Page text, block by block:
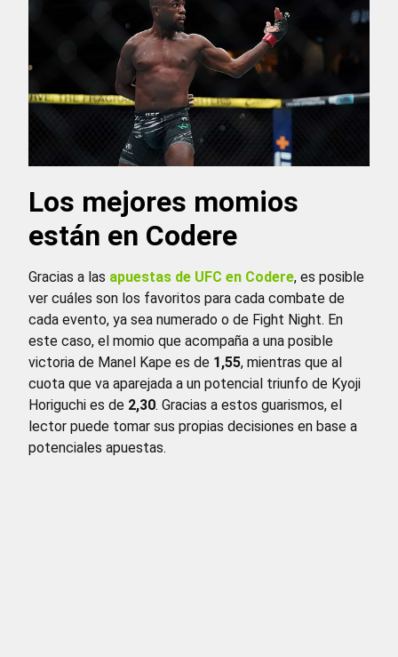
Los mejores momios
están en Codere
Gracias a las apuestas de UFC en Codere, es posible
ver cuáles son los favoritos para cada combate de
cada evento, ya sea numerado o de Fight Night. En
este caso, el momio que acompaña a una posible
victoria de Manel Kape es de 1,55, mientras que al
cuota que va aparejada a un potencial triunfo de Kyoji
Horiguchi es de 2,30. Gracias a estos guarismos, el
lector puede tomar sus propias decisiones en base a
potenciales apuestas.